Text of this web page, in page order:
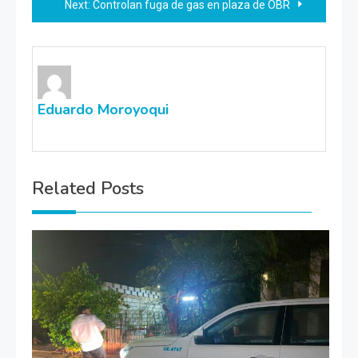
entradas
Next: Controlan fuga de gas en plaza de OBR
Eduardo Moroyoqui
Related Posts